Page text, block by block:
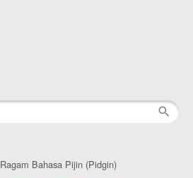
Ragam Bahasa Pijin (Pidgin)